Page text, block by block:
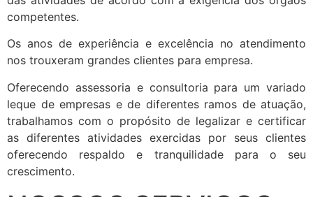
competentes.
Os anos de experiência e excelência no atendimento
nos trouxeram grandes clientes para empresa.
Oferecendo assessoria e consultoria para um variado
leque de empresas e de diferentes ramos de atuação,
trabalhamos com o propósito de legalizar e certificar
as diferentes atividades exercidas por seus clientes
oferecendo respaldo e tranquilidade para o seu
crescimento.